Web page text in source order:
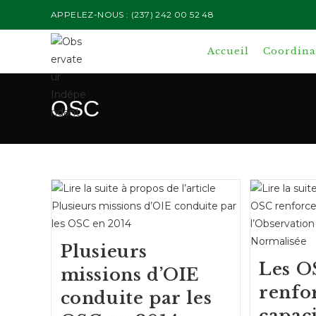
APPELEZ-NOUS : (237) 242 00 52 48
Accueil
OSC
Plusieurs
missions d’OIE
conduite par les
Les